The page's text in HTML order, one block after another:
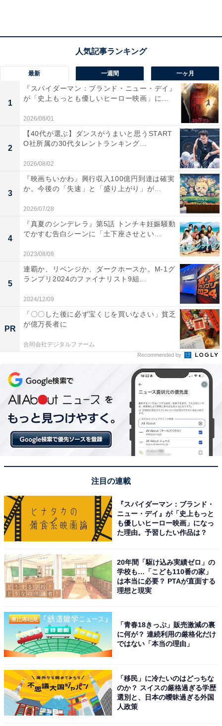
尊にパンチを当てられるのか？？
■【武尊 絶叫】バキバキに仕上がってる武尊選手と初コ
ラボ！ポールダンスの痛みに・・・！？
コメントでは「凛々しいお姿」「とても素敵です」「輝
いてるね」と、スリーショット写真について称賛する声
が多数上がっています。また「お綺麗です。素敵です。
凄いでコラボです」と世界で活躍する武尊さんと小源寺
さんとコラボしたことに驚く声や、「俺も負けずに頑張
ろ～」と熊田さんの投稿を見て奮起する声なども上がり
ました。
格闘技とポールダンス、普段なかなかやる機会のない競
技ですが、なんだかやりたくなってきましたね。気にな
次ページ：熊田曜子さんの美しい姿をもっと見る
【おすすめ記事】
・
ーショット「綺麗過ぎ 憧れです」
熊田曜子、胸元あらわな美しいドレス姿に反響！ 「綺麗
過ぎて見惚れます ANGELにしか見えません」
・
熊田曜子、熊切あさ美、塩地美澄、セクシーな動画を披
露！ 「素敵な美人さん揃いのショット天使すぎる」
・
最新 一週間 一ヶ月
1
『スパイダーマン：ブランド・ニュー・デイ』
が「史上もっとも優しいヒーロー映画」に...
2026/08/01
2
【40代が選ぶ】ダンスがうまいと思うSTART
O社所属の30代タレントランキング...
2026/08/02
3
『映画ちいかわ』興行収入100億円到達は確実
か。今後の「失速」と「盛り上がり」が...
2026/07/28
4
『真夏のシンデレラ』第5話 トンチキ妊娠騒動
でかすむ告白シーンに「土下座させとい...
2023/08/08
5
連覇か、リベンジか、ダークホースか。M-1グ
ランプリ2024のファイナリスト9組...
2024/12/09
PR
「〇〇した後に必ず宝くじを買いなさい」貧乏
が億万長者に
合同会社デジタルファーム
Recommended by
注目の連載
『スパイダーマン：ブランド・
ニュー・デイ』が「史上もっと
も優しいヒーロー映画」になっ
た理由。予習したい作品は？
20年間「駆け込み実績ゼロ」の
学校も…「こども110番の家」
は本当に必要？ PTAが直面する
理想と現実
「青春18きっぷ」販売激減の裏
に何が？ 連続利用の厳格化だけ
ではない「本当の理由」
「移民」に冷たいのはどっちな
のか？ スイスの厳格過ぎる学歴
選別と、日本の曖昧過ぎる外国
人政策